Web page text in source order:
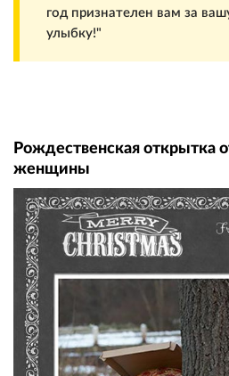
год признателен вам за
улыбку!"
Рождественская открытка
женщины